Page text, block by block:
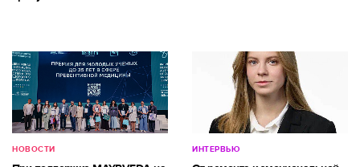
НОВОСТИ ИНТЕРВЬЮ